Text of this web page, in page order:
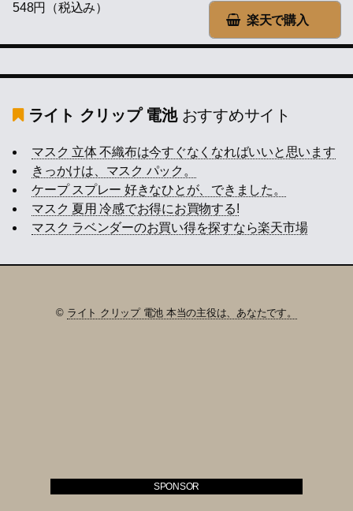
楽天で購入
548円（税込み）
ライト クリップ 電池おすすめサイト
マスク 立体 不織布は今すぐなくなればいいと思います
きっかけは、マスク パック。
ケープ スプレー 好きなひとが、できました。
マスク 夏用 冷感でお得にお買物する!
マスク ラベンダーのお買い得を探すなら楽天市場
© ライト クリップ 電池 本当の主役は、あなたです。
SPONSOR